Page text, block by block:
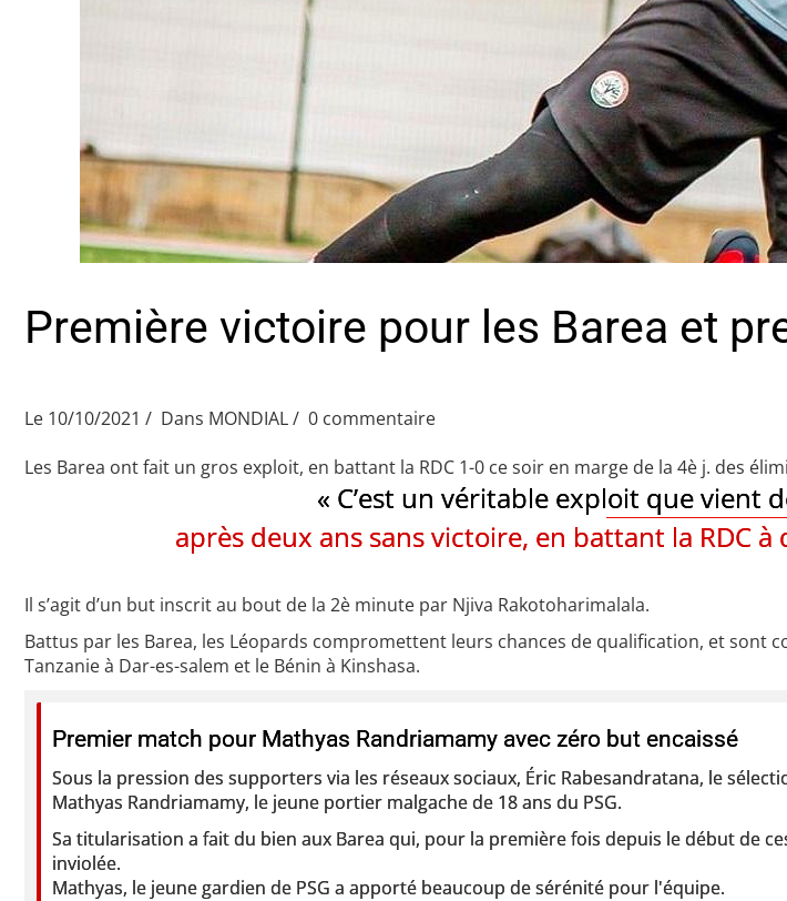
Première victoire pour les Barea et
Le 10/10/2021 Dans MONDIAL
0 commentaire
Les Barea ont fait un gros exploit, en battant la RDC 1-0 ce soir en marge de la 4è j. des
« C’est un véritable exploit que vient
après deux ans sans victoire, en battant la RDC
Il s’agit d’un but inscrit au bout de la 2è minute par Njiva Rakotoharimalala.
Battus par les Barea, les Léopards compromettent leurs chances de qualification, et sont
Tanzanie à Dar-es-salem et le Bénin à Kinshasa.
Premier match pour Mathyas Randriamamy avec zéro but encaissé
Sous la pression des supporters via les réseaux sociaux, Éric Rabesandratana, le
Mathyas Randriamamy, le jeune portier malgache de 18 ans du PSG.
Sa titularisation a fait du bien aux Barea qui, pour la première fois depuis le début de
inviolée.
Mathyas, le jeune gardien de PSG a apporté beaucoup de sérénité pour l'équipe.